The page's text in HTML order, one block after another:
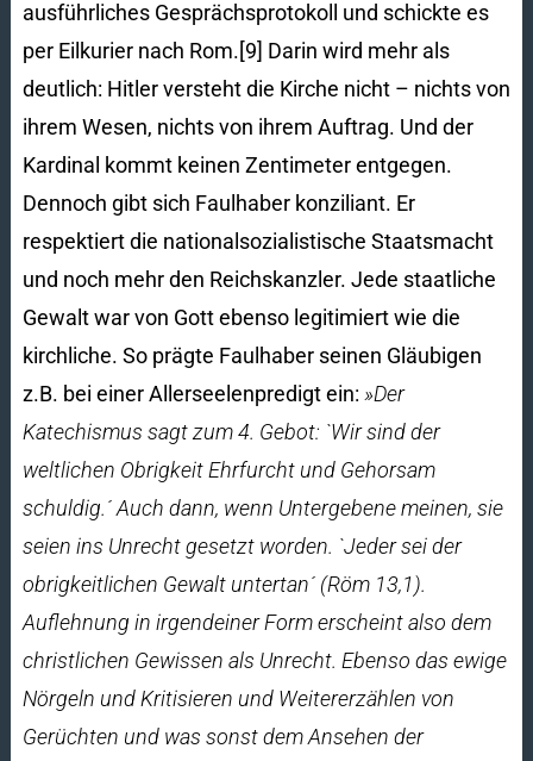
ausführliches Gesprächsprotokoll und schickte es
per Eilkurier nach Rom.[9] Darin wird mehr als
deutlich: Hitler versteht die Kirche nicht – nichts von
ihrem Wesen, nichts von ihrem Auftrag. Und der
Kardinal kommt keinen Zentimeter entgegen.
Dennoch gibt sich Faulhaber konziliant. Er
respektiert die nationalsozialistische Staatsmacht
und noch mehr den Reichskanzler. Jede staatliche
Gewalt war von Gott ebenso legitimiert wie die
kirchliche. So prägte Faulhaber seinen Gläubigen
z.B. bei einer Allerseelenpredigt ein: »Der
Katechismus sagt zum 4. Gebot: `Wir sind der
weltlichen Obrigkeit Ehrfurcht und Gehorsam
schuldig.´ Auch dann, wenn Untergebene meinen, sie
seien ins Unrecht gesetzt worden. `Jeder sei der
obrigkeitlichen Gewalt untertan´ (Röm 13,1).
Auflehnung in irgendeiner Form erscheint also dem
christlichen Gewissen als Unrecht. Ebenso das ewige
Nörgeln und Kritisieren und Weitererzählen von
Gerüchten und was sonst dem Ansehen der